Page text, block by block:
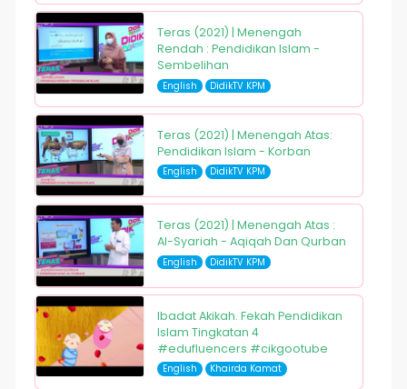
Teras (2021) | Menengah
Rendah : Pendidikan Islam -
Sembelihan
English DidikTV KPM
Teras (2021) | Menengah Atas:
Pendidikan Islam - Korban
English DidikTV KPM
Teras (2021) | Menengah Atas :
Al-Syariah - Aqiqah Dan Qurban
English DidikTV KPM
Ibadat Akikah. Fekah Pendidikan
Islam Tingkatan 4
#edufluencers #cikgootube
English Khairda Kamat